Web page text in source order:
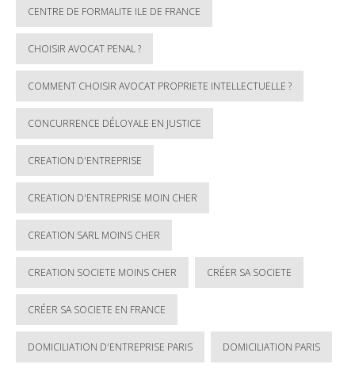
CENTRE DE FORMALITE ILE DE FRANCE
CHOISIR AVOCAT PENAL ?
COMMENT CHOISIR AVOCAT PROPRIETE INTELLECTUELLE ?
CONCURRENCE DÉLOYALE EN JUSTICE
CREATION D'ENTREPRISE
CREATION D'ENTREPRISE MOIN CHER
CREATION SARL MOINS CHER
CREATION SOCIETE MOINS CHER CRÉER SA SOCIETE
CRÉER SA SOCIETE EN FRANCE
DOMICILIATION D'ENTREPRISE PARIS DOMICILIATION PARIS